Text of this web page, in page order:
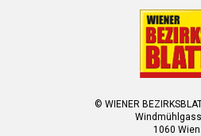
© WIENER
1060 Wien.